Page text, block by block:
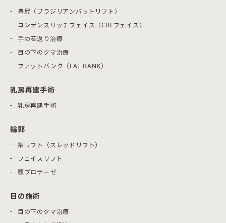
豊尻（ブラジリアンバットリフト）
コンデンスリッチフェイス（CRFフェイス）
手の若返り治療
目の下のクマ治療
ファットバンク（FAT BANK）
乳房再建手術
乳房再建手術
輪郭
糸リフト（スレッドリフト）
フェイスリフト
顎プロテーゼ
目の施術
目の下のクマ治療